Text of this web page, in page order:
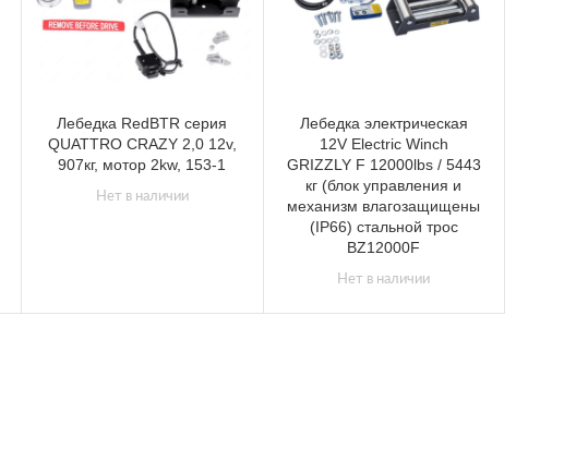
Лебедка RedBTR серия
QUATTRO CRAZY 2,0 12v,
907кг, мотор 2kw, 153-1
Нет в наличии
Лебедка электрическая
12V Electric Winch
GRIZZLY F 12000lbs / 5443
кг (блок управления и
механизм влагозащищены
(IP66) стальной трос
BZ12000F
Нет в наличии